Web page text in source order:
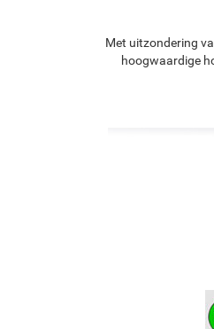
Met uitzondering
hoogwaardige